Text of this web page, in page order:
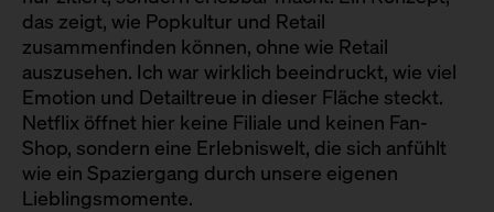
das zeigt, wie Popkultur und Retail
zusammenfinden können, ohne wie Retail
auszusehen. Ich war wirklich beeindruckt, wie viel
Emotion und Detailtreue in dieser Fläche steckt.
Netflix öffnet hier keine Filiale und keinen Fan-
Shop, sondern eine Erlebniswelt, die sich anfühlt
wie ein Spaziergang durch unsere eigenen
Lieblingsmomente.